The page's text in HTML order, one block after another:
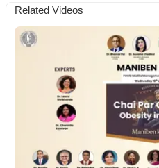
Related Videos